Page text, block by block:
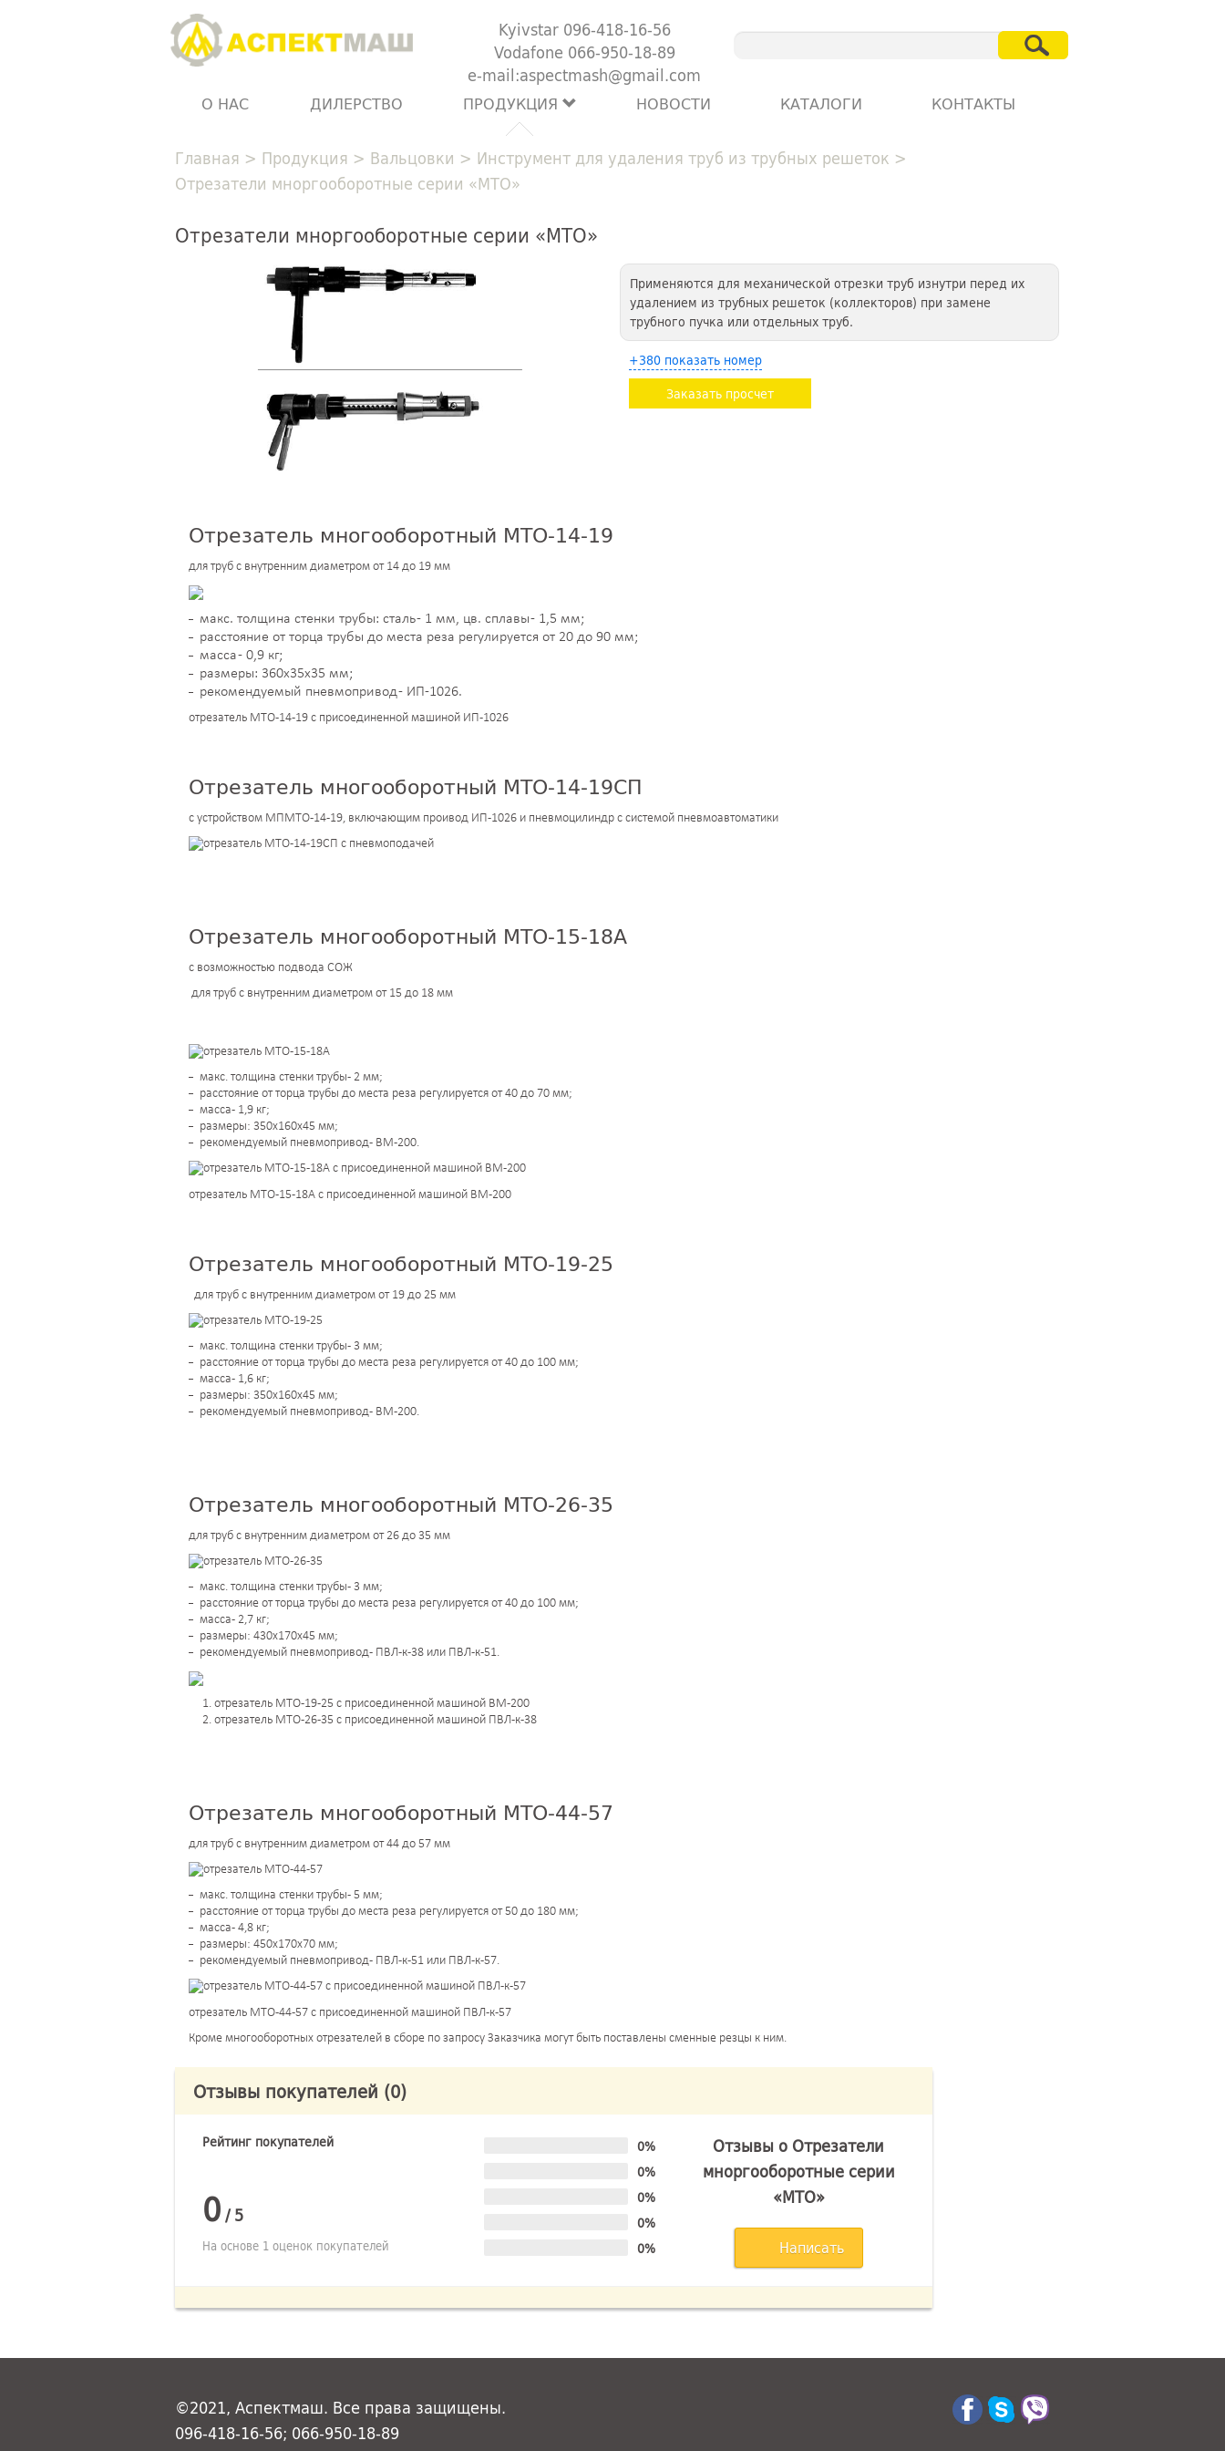
Kyivstar 096-418-16-56
Vodafone 066-950-18-89
e-mail:aspectmash@gmail.com
О НАС ДИЛЕРСТВО ПРОДУКЦИЯ НОВОСТИ КАТАЛОГИ КОНТАКТЫ
Главная > Продукция > Вальцовки > Инструмент для удаления труб из трубных решеток >
Отрезатели мноргооборотные серии «МТО»
Отрезатели мноргооборотные серии «МТО»
Применяются для механической отрезки труб изнутри перед их
удалением из трубных решеток (коллекторов) при замене
трубного пучка или отдельных труб.
+380 показать номер
Заказать просчет
Отрезатель многооборотный МТО-14-19
для труб с внутренним диаметром от 14 до 19 мм
макс. толщина стенки трубы: сталь - 1 мм, цв. сплавы - 1,5 мм;
расстояние от торца трубы до места реза регулируется от 20 до 90 мм;
масса - 0,9 кг;
размеры: 360х35х35 мм;
рекомендуемый пневмопривод - ИП-1026.
отрезатель МТО-14-19 с присоединенной машиной ИП-1026
Отрезатель многооборотный МТО-14-19СП
с устройством МПМТО-14-19, включающим проивод ИП-1026 и пневмоцилиндр с системой пневмоавтоматики
Отрезатель многооборотный МТО-15-18А
с возможностью подвода СОЖ
для труб с внутренним диаметром от 15 до 18 мм
макс. толщина стенки трубы - 2 мм;
расстояние от торца трубы до места реза регулируется от 40 до 70 мм;
масса - 1,9 кг;
размеры: 350х160х45 мм;
рекомендуемый пневмопривод - ВМ-200.
отрезатель МТО-15-18А с присоединенной машиной ВМ-200
Отрезатель многооборотный МТО-19-25
для труб с внутренним диаметром от 19 до 25 мм
макс. толщина стенки трубы - 3 мм;
расстояние от торца трубы до места реза регулируется от 40 до 100 мм;
масса - 1,6 кг;
размеры: 350х160х45 мм;
рекомендуемый пневмопривод - ВМ-200.
Отрезатель многооборотный МТО-26-35
для труб с внутренним диаметром от 26 до 35 мм
макс. толщина стенки трубы - 3 мм;
расстояние от торца трубы до места реза регулируется от 40 до 100 мм;
масса - 2,7 кг;
размеры: 430х170х45 мм;
рекомендуемый пневмопривод - ПВЛ-к-38 или ПВЛ-к-51.
1. отрезатель МТО-19-25 с присоединенной машиной ВМ-200
2. отрезатель МТО-26-35 с присоединенной машиной ПВЛ-к-38
Отрезатель многооборотный МТО-44-57
для труб с внутренним диаметром от 44 до 57 мм
макс. толщина стенки трубы - 5 мм;
расстояние от торца трубы до места реза регулируется от 50 до 180 мм;
масса - 4,8 кг;
размеры: 450х170х70 мм;
рекомендуемый пневмопривод - ПВЛ-к-51 или ПВЛ-к-57.
отрезатель МТО-44-57 с присоединенной машиной ПВЛ-к-57
Кроме многооборотных отрезателей в сборе по запросу Заказчика могут быть поставлены сменные резцы к ним.
Отзывы покупателей (0)
Рейтинг покупателей
0/5
На основе 1 оценок покупателей
0%
0%
0%
0%
0%
Отзывы о Отрезатели
мноргооборотные серии
«МТО»
Написать
©2021, Аспектмаш. Все права защищены.
096-418-16-56; 066-950-18-89